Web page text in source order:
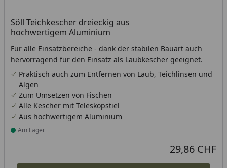
Söll Teichkescher dreieckig aus
hochwertigem Aluminium
Für alle Einsatzbereiche - dank der stabilen Bauart auch
hervorragend für den Einsatz als Laubkescher geeignet.
Praktisch auch zum Entfernen von Laub, Teichlinsen und
Algen
Zum Umsetzen von Fischen
Alle Kescher mit Teleskopstiel
Aus hochwertigem Aluminium
Produkt am Lager
Am Lager
Aktueller Preis
29,86 CHF